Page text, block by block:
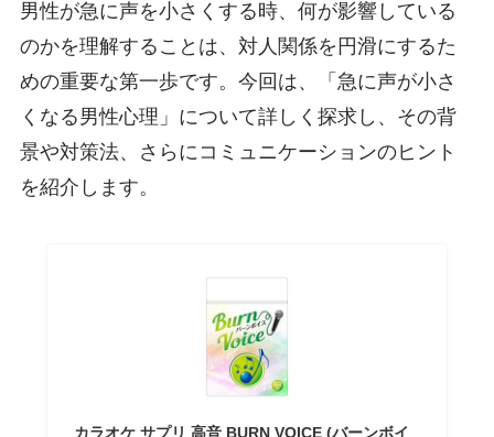
男性が急に声を小さくする時、何が影響している
のかを理解することは、対人関係を円滑にするた
めの重要な第一歩です。今回は、「急に声が小さ
くなる男性心理」について詳しく探求し、その背
景や対策法、さらにコミュニケーションのヒント
を紹介します。
カラオケ サプリ 高音 BURN VOICE (バーンボイ